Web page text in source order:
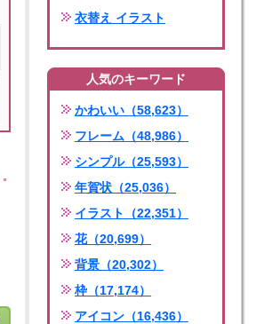
衣替え イラスト
人気のキーワード
かわいい（58,623）
フレーム（48,986）
シンプル（25,593）
年賀状（25,036）
イラスト（22,351）
花（20,699）
背景（20,302）
枠（17,174）
アイコン（16,436）